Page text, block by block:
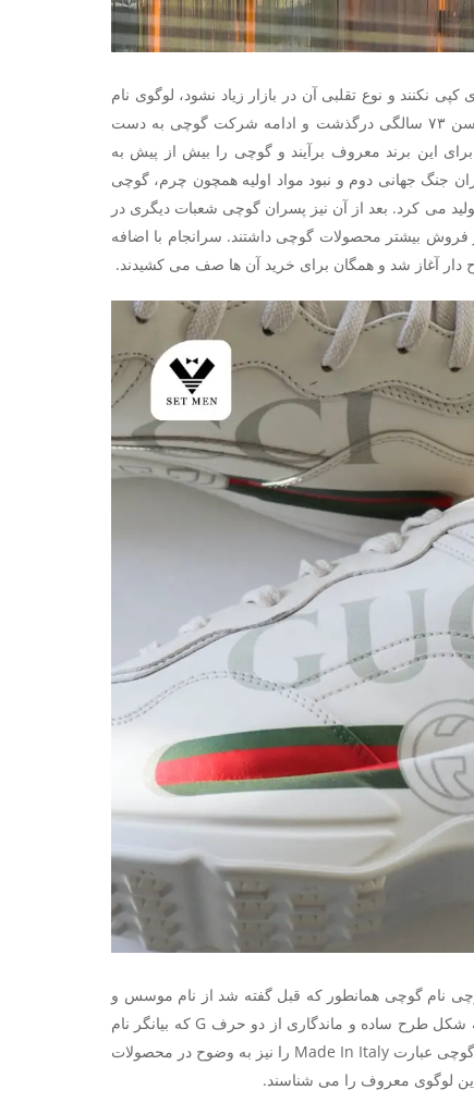
نکنند و نوع تقلبی آن در بازار زیاد نشود، لوگوی نام
خود را بر روی تمامی محصولاتش حک می کرد. سر انجام پدر گوچی در سال ۱۹۵۳ در سن ۷۳ سالگی درگذشت و ادامه شرکت گوچی به دست
این برند معروف برآیند و گوچی را بیش از پیش به
جنگ جهانی دوم و نبود مواد اولیه همچون چرم، گوچی
می کرد. بعد از آن نیز پسران گوچی شعبات دیگری در
فروش بیشتر محصولات گوچی داشتند. سرانجام با اضافه
دار آغاز شد و همگان برای خرید آن ها صف می کشیدند‌.
نام گوچی همانطور که قبل گفته شد از نام موسس و
سازنده آن گوچیو گوچی برگرفته شده و لوگوی آن نیز در سال ۱۹۶۰ توسط آلدو گوچی به شکل طرح ساده و ماندگاری از دو حرف G که بیانگر نام
این شرکت بود، داشت به مرور این لوگو در محصولات گوچی حک می شد و چند سال بعد گوچی عبارت Made In Italy را نیز به وضوح در محصولات
لوگوی معروف را می شناسند.